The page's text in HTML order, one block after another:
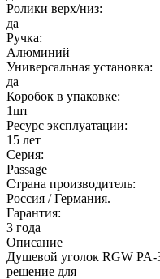
Ролики верх/низ:
да
Ручка:
Алюминий
Универсальная установка:
да
Коробок в упаковке:
1шт
Ресурс эксплуатации:
15 лет
Серия:
Passage
Страна производитель:
Россия / Германия.
Гарантия:
3 года
Описание
Душевой уголок RGW PA-
решение для